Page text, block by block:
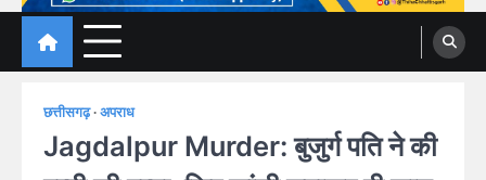
छत्तीसगढ़ अपराध
Jagdalpur Murder: बुजुर्ग पति ने की